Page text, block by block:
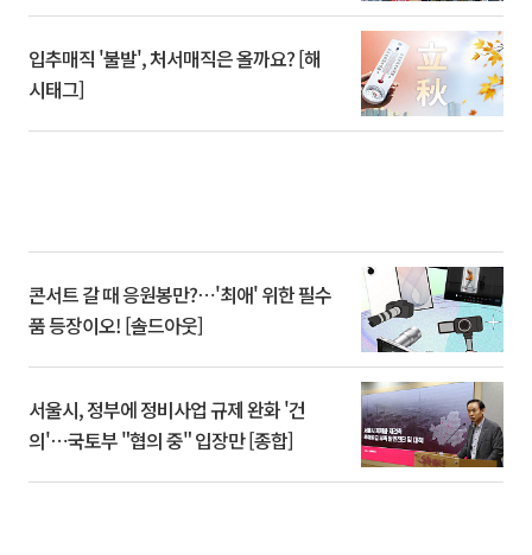
입추매직 '불발', 처서매직은 올까요? [해
시태그]
콘서트 갈 때 응원봉만?⋯'최애' 위한 필수
품 등장이오! [솔드아웃]
서울시, 정부에 정비사업 규제 완화 '건
의'⋯국토부 "협의 중" 입장만 [종합]